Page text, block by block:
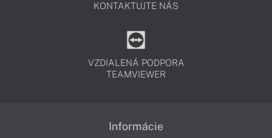
KONTAKTUJTE NÁS
VZDIALENÁ PODPORA
TEAMVIEWER
Informácie